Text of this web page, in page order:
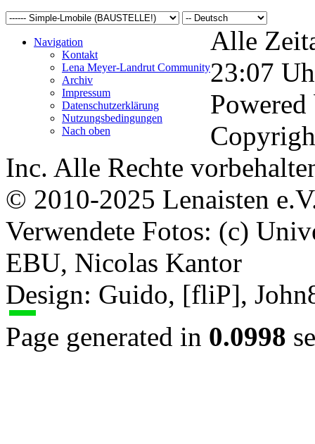
Navigation
Kontakt
Lena Meyer-Landrut Community
Archiv
Impressum
Datenschutzerklärung
Nutzungsbedingungen
Nach oben
Alle
23:07
Inc. Alle Rechte
© 2010-2025 Lenaisten
Verwendete Fotos: (c)
EBU, Nicolas Kantor
Design: Guido, [fliP],
Page generated in 0.0998